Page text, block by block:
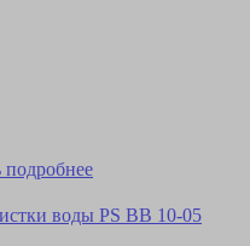
подробнее